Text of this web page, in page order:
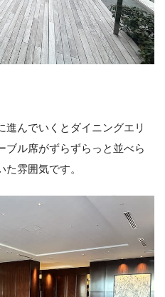
進んでいくとダイニングエリ
ブル席がずらずらっと並べら
雰囲気です。